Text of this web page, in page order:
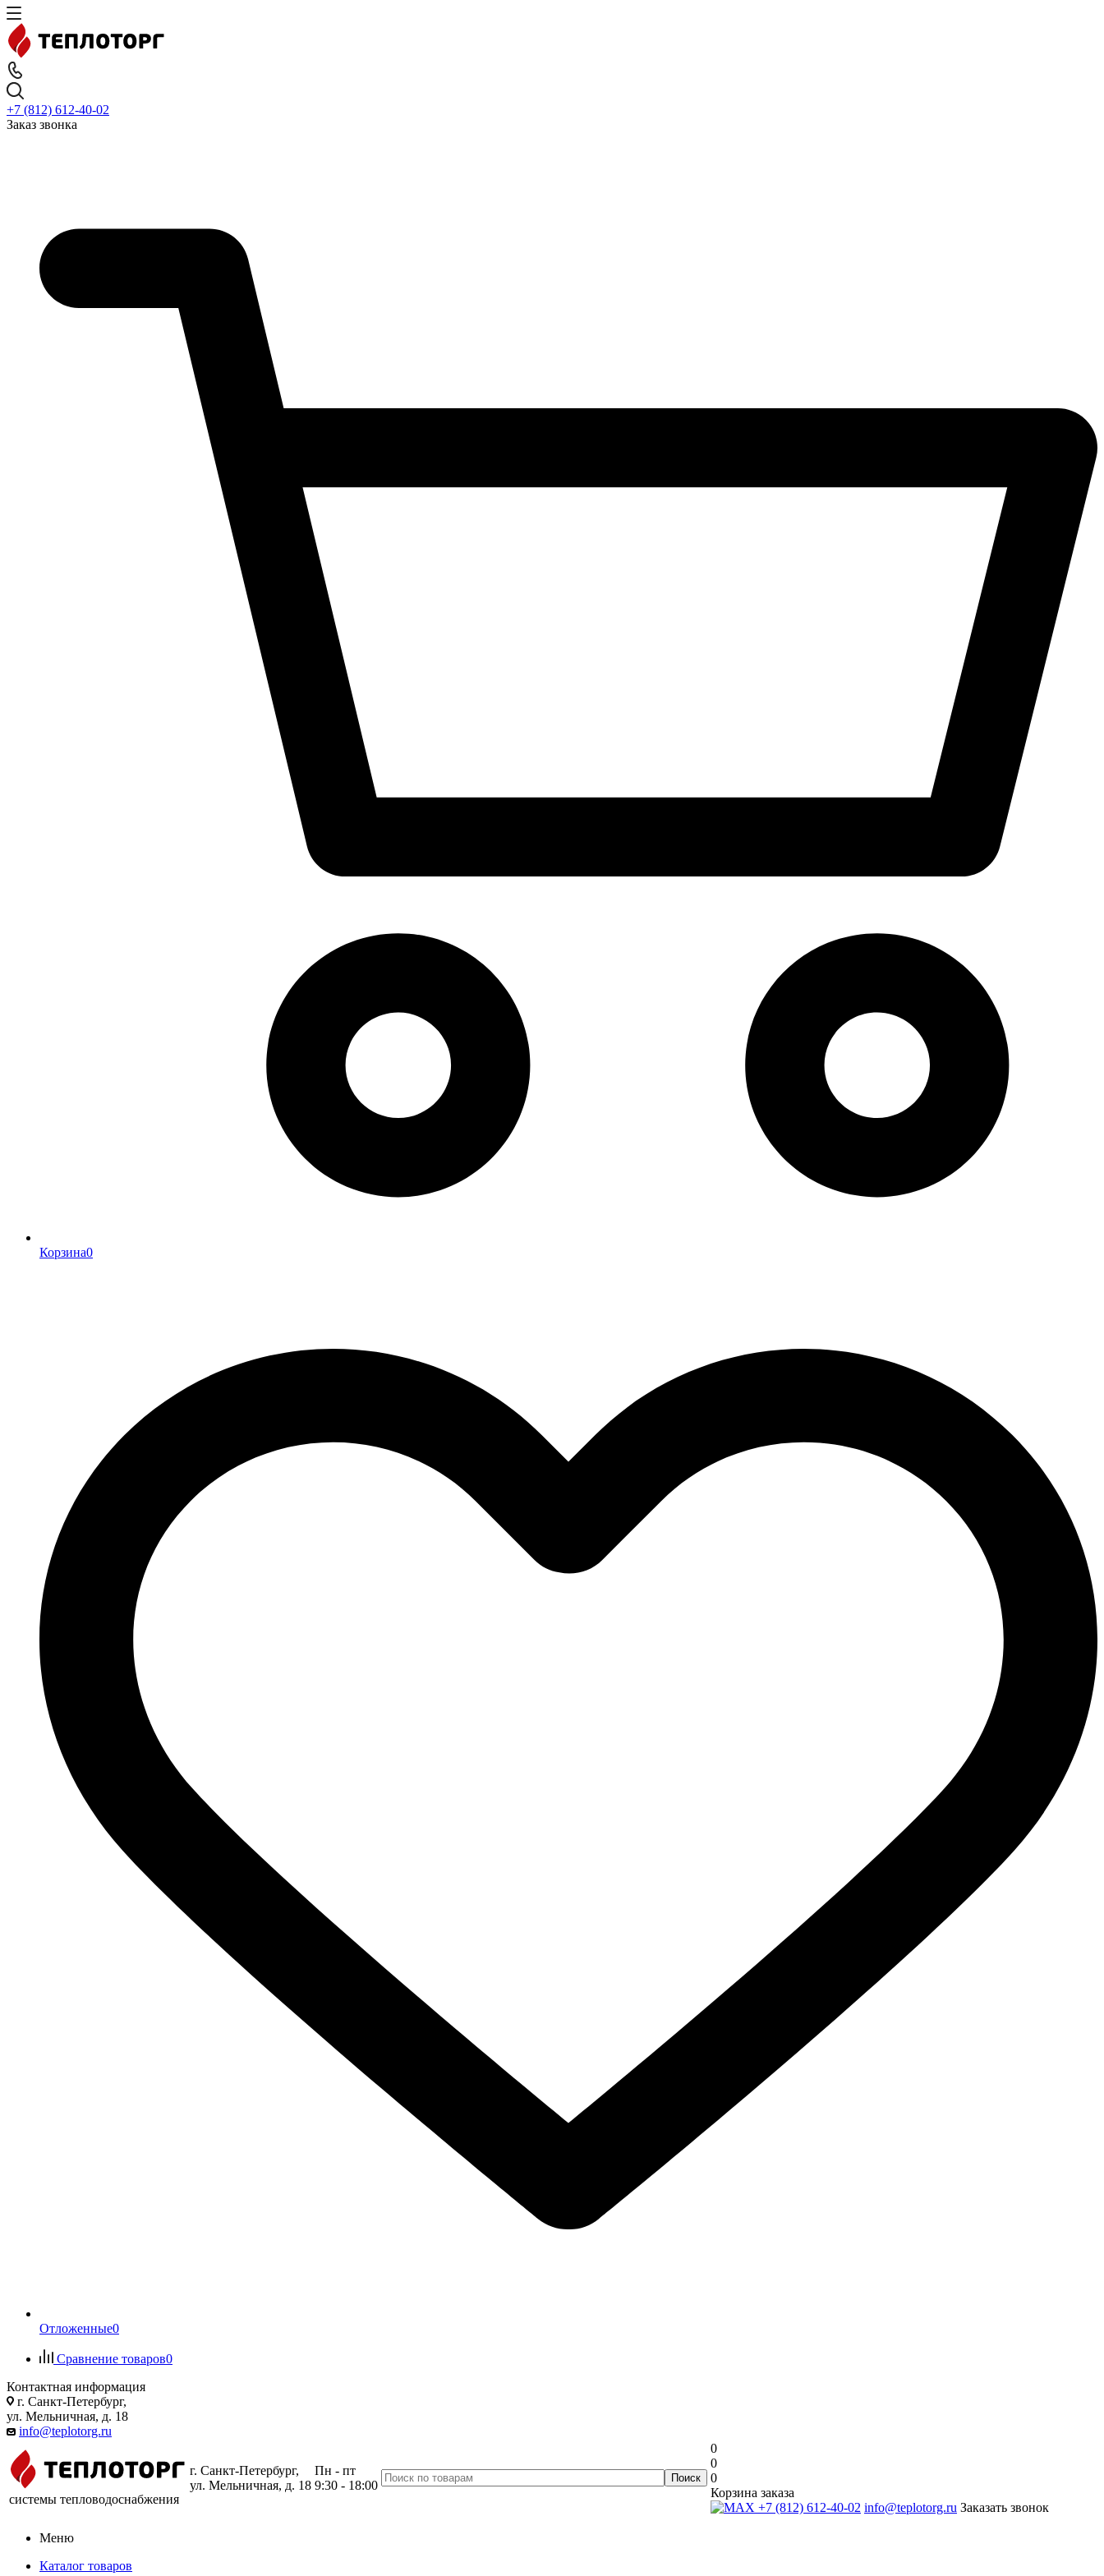
+7 (812) 612-40-02
Заказ звонка
Корзина0
Отложенные0
Сравнение товаров0
Контактная информация
г. Санкт-Петербург,
ул. Мельничная, д. 18
info@teplotorg.ru
системы тепловодоснабжения
г. Санкт-Петербург,
ул. Мельничная, д. 18
Пн - пт
9:30 - 18:00
0
0
0
Корзина заказа
+7 (812) 612-40-02 info@teplotorg.ru Заказать звонок
Меню
Каталог товаров